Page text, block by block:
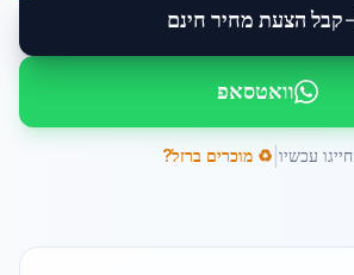
קבל הצעת מחיר חינם
וואטסאפ
חייגו עכשיו ♻️ מוכרים ברזל?